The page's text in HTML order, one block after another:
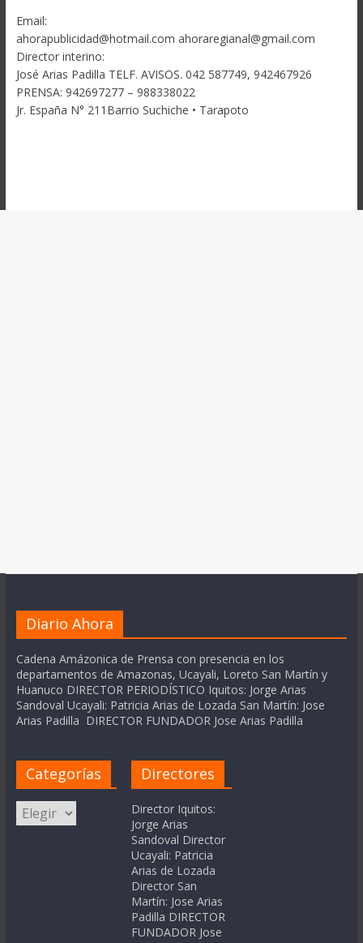
Email:
ahorapublicidad@hotmail.com ahoraregianal@gmail.com
Director interino:
José Arias Padilla TELF. AVISOS. 042 587749, 942467926
PRENSA: 942697277 – 988338022
Jr. España N° 211Barrio Suchiche • Tarapoto
Diario Ahora
Cadena Amázonica de Prensa con presencia en los
departamentos de Amazonas, Ucayali, Loreto San Martín y
Huanuco DIRECTOR PERIODÍSTICO Iquitos: Jorge Arias
Sandoval Ucayali: Patricia Arias de Lozada San Martín: Jose
Arias Padilla DIRECTOR FUNDADOR Jose Arias Padilla
Categorías
Categorías
Directores
Director Iquitos:
Jorge Arias
Sandoval Director
Ucayali: Patricia
Arias de Lozada
Director San
Martín: Jose Arias
Padilla DIRECTOR
FUNDADOR Jose